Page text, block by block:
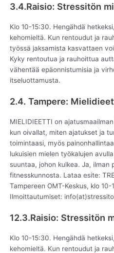
3.4.Raisio: Stressitön
Klo 10-15:30. Hengähdä
kehomieltä. Kun rentoudut ja
työssä jaksamista kasvattaen
Kyky rentoutua ja rauhoittua
vähentää epäonnistumisia ja
itseluottamusta.
2.4. Tampere:
MIELIDIEETTI on
kun oivallat, miten ajatukset ja
toimintaasi, myös
lukuisien mielen työkalujen
suuntaa, johon kulkea. Ja,
fitnesskunnosta. Lataa esite:
Tampereen OMT-Keskus, klo
Ilmoittautumiset:
12.3.Raisio: Stressitön
Klo 10-15:30. Hengähdä
kehomieltä. Kun rentoudut ja